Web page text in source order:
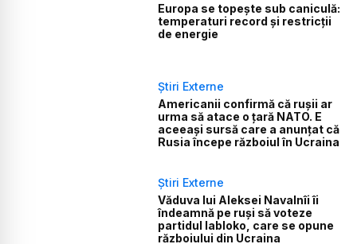
Europa se topește sub caniculă:
temperaturi record și restricții
de energie
Știri Externe
Americanii confirmă că rușii ar
urma să atace o țară NATO. E
aceeași sursă care a anunțat că
Rusia începe războiul în Ucraina
Știri Externe
Văduva lui Aleksei Navalnîi îi
îndeamnă pe ruși să voteze
partidul Iabloko, care se opune
războiului din Ucraina